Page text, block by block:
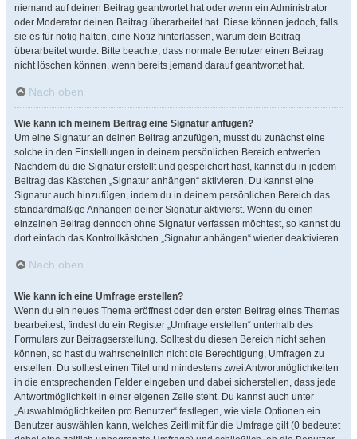
niemand auf deinen Beitrag geantwortet hat oder wenn ein Administrator
oder Moderator deinen Beitrag überarbeitet hat. Diese können jedoch, falls
sie es für nötig halten, eine Notiz hinterlassen, warum dein Beitrag
überarbeitet wurde. Bitte beachte, dass normale Benutzer einen Beitrag
nicht löschen können, wenn bereits jemand darauf geantwortet hat.
Nach oben
Wie kann ich meinem Beitrag eine Signatur anfügen?
Um eine Signatur an deinen Beitrag anzufügen, musst du zunächst eine
solche in den Einstellungen in deinem persönlichen Bereich entwerfen.
Nachdem du die Signatur erstellt und gespeichert hast, kannst du in jedem
Beitrag das Kästchen „Signatur anhängen“ aktivieren. Du kannst eine
Signatur auch hinzufügen, indem du in deinem persönlichen Bereich das
standardmäßige Anhängen deiner Signatur aktivierst. Wenn du einen
einzelnen Beitrag dennoch ohne Signatur verfassen möchtest, so kannst du
dort einfach das Kontrollkästchen „Signatur anhängen“ wieder deaktivieren.
Nach oben
Wie kann ich eine Umfrage erstellen?
Wenn du ein neues Thema eröffnest oder den ersten Beitrag eines Themas
bearbeitest, findest du ein Register „Umfrage erstellen“ unterhalb des
Formulars zur Beitragserstellung. Solltest du diesen Bereich nicht sehen
können, so hast du wahrscheinlich nicht die Berechtigung, Umfragen zu
erstellen. Du solltest einen Titel und mindestens zwei Antwortmöglichkeiten
in die entsprechenden Felder eingeben und dabei sicherstellen, dass jede
Antwortmöglichkeit in einer eigenen Zeile steht. Du kannst auch unter
„Auswahlmöglichkeiten pro Benutzer“ festlegen, wie viele Optionen ein
Benutzer auswählen kann, welches Zeitlimit für die Umfrage gilt (0 bedeutet